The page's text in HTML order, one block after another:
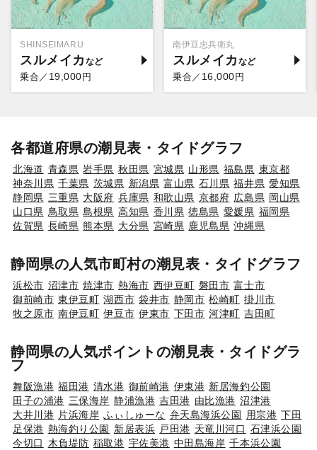
SHINSEIMARU
スルメイカ
乗合／ 19,000円
南伊豆忠兵衛丸
スルメイカ
乗合／ 16,000円
各都道府県の潮見表・タイドグラフ
北海道 青森県 岩手県 秋田県 宮城県 山形県 福島県 東京都
神奈川県 千葉県 茨城県 新潟県 富山県 石川県 福井県 愛知県
静岡県 三重県 大阪府 兵庫県 和歌山県 京都府 広島県 岡山県
山口県 鳥取県 島根県 高知県 香川県 徳島県 愛媛県 福岡県
佐賀県 長崎県 熊本県 大分県 宮崎県 鹿児島県 沖縄県
静岡県の人気市町村の潮見表・タイドグラフ
浜松市 沼津市 焼津市 熱海市 西伊豆町 磐田市 富士市
御前崎市 東伊豆町 湖西市 袋井市 静岡市 松崎町 掛川市
牧之原市 南伊豆町 伊豆市 伊東市 下田市 河津町 吉田町
静岡県の人気ポイントの潮見表・タイドグラ
フ
舞阪漁港 福田港 清水港 御前崎港 伊東港 新居海釣公園
田子の浦港 三保海岸 静浦漁港 吉田港 由比漁港 沼津港
大井川港 片浜海岸 ふぃしゅーな 弁天島海浜公園 用宗港 下田
足保港 熱海釣り公園 新居表浜 戸田港 天竜川河口 石津浜公園
今切口
木負堤防 稲取港 宇佐美港 中田島海岸 千本浜公園